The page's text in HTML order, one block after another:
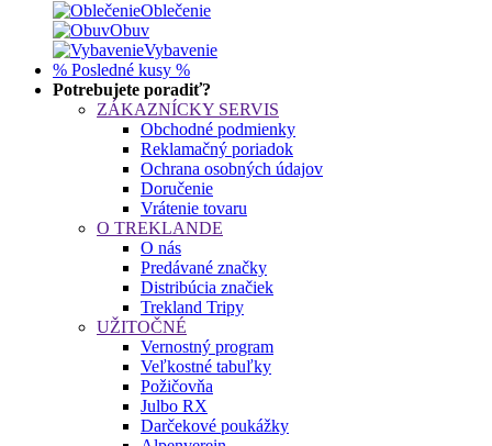
Oblečenie
Obuv
Vybavenie
% Posledné kusy %
Potrebujete poradiť?
ZÁKAZNÍCKY SERVIS
Obchodné podmienky
Reklamačný poriadok
Ochrana osobných údajov
Doručenie
Vrátenie tovaru
O TREKLANDE
O nás
Predávané značky
Distribúcia značiek
Trekland Tripy
UŽITOČNÉ
Vernostný program
Veľkostné tabuľky
Požičovňa
Julbo RX
Darčekové poukážky